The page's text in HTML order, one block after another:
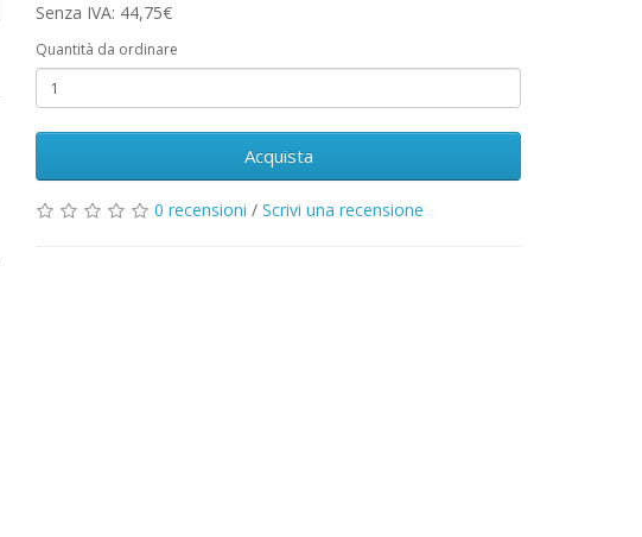
Senza IVA: 44,75€
Quantità da ordinare
Acquista
0 recensioni /Scrivi una recensione